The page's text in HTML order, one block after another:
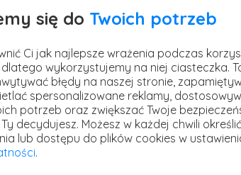
manager doskonale znam
się do Twoich potrzeb
Ci jak najlepsze wrażenia podczas
wykorzystujemy na niej ciasteczka.
błędy na naszej stronie,
spersonalizowane reklamy,
potrzeb oraz zwiększać Twoje
decydujesz. Możesz w każdej chwili
lub dostępu do plików cookies w
.